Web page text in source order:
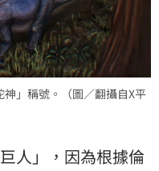
」稱號。（圖／翻攝自X平
人」，因為根據倫